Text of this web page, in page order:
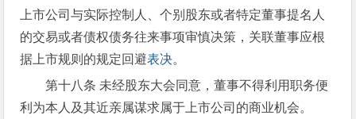
上市公司与实际控制人、个别股东或者特定董事提名人
的交易或者债权债务往来事项审慎决策，关联董事应根
据上市规则的规定回避表决。
第十八条 未经股东大会同意，董事不得利用职务便
利为本人及其近亲属谋求属于上市公司的商业机会。